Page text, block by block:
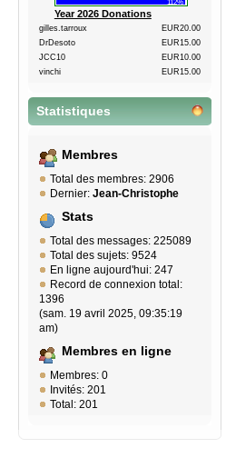
112%
Year 2026 Donations
gilles.tarroux
EUR20.00
DrDesoto
EUR15.00
JCC10
EUR10.00
vinchi
EUR15.00
Statistiques
Membres
Total des membres: 2906
Dernier: Jean-Christophe
Stats
Total des messages: 225089
Total des sujets: 9524
En ligne aujourd'hui: 247
Record de connexion total:
1396
(sam. 19 avril 2025, 09:35:19
am)
Membres en ligne
Membres: 0
Invités: 201
Total: 201